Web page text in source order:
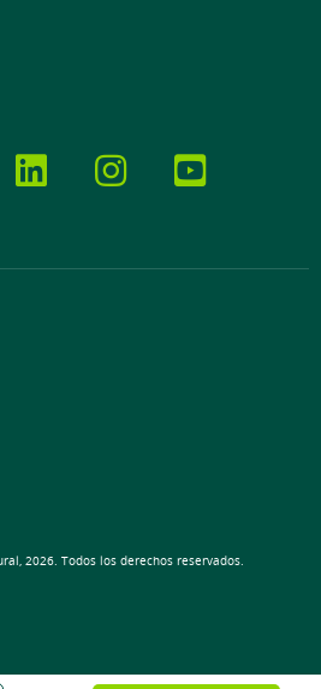
2026. Todos los derechos reservados.